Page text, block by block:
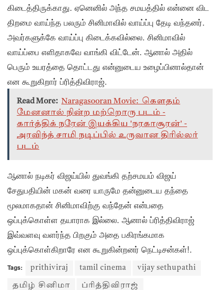
கிடைத்திருக்காது. ஏனெனில் அந்த சமயத்தில் என்னை விட
திறமை வாய்ந்த பலரும் சினிமாவில் வாய்ப்பு தேடி வந்தனர்.
அவர்களுக்கே வாய்ப்பு கிடைக்கவில்லை. சினிமாவில்
வாய்ப்பை எளிதாகவே வாங்கி விட்டேன். ஆனால் அதில்
பெரும் உயரத்தை தொட்டது என்னுடைய உழைப்பினால்தான்
என கூறுகிறார் ப்ரித்திவிராஜ்.
Read More: Naragasooran Movie: கௌதம்
மேனனால் நின்ற மற்றொரு படம் -
கார்த்திக் நரேன் இயக்கிய 'நரகாசூரன்' -
அரவிந்த் சாமி நடிப்பில் உருவான திரில்லர்
படம்
ஆனால் நடிகர் விஜய்யில் துவங்கி தற்சமயம் விஜய்
சேதுபதியின் மகன் வரை யாருமே தன்னுடைய தந்தை
மூலமாகதான் சினிமாவிற்கு வந்தேன் என்பதை
ஒப்புக்கொள்ள தயாராக இல்லை. ஆனால் ப்ரித்திவிராஜ்
இவ்வளவு வளர்ந்த பிறகும் அதை பகிரங்கமாக
ஒப்புக்கொள்கிறாரே என கூறுகின்றனர் நெட்டிசன்கள்!.
Tags: prithiviraj tamil cinema vijay sethupathi
தமிழ் சினிமா ப்ரித்திவிராஜ்